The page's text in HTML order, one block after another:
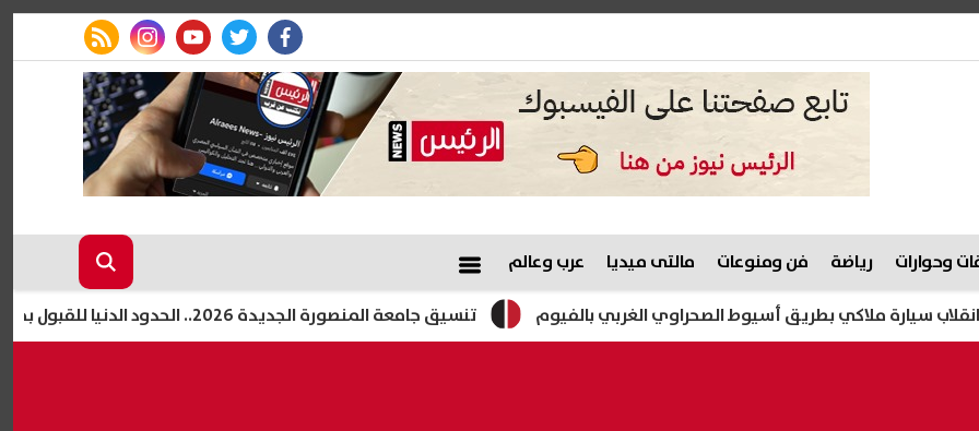
facebook
twitter
youtube
instagram
rss feed
وحوارات رياضة فن ومنوعات مالتى ميديا عرب وعالم
تنسيق جامعة المنصورة الجديدة 2026.. الحدود الدنيا للقبول بجميع الكليات ملاكي بطريق أسيوط الصحراوي الغربي بالفيوم